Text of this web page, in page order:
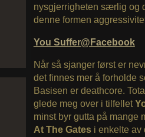
nysgjerrigheten særlig og
denne formen
You Suffer@Facebook
Når så sjanger først er
det finnes mer å forholde
Basisen er deathcore.
glede meg over i tilfellet
minst byr gutta på mange
At The Gates i enkelte av